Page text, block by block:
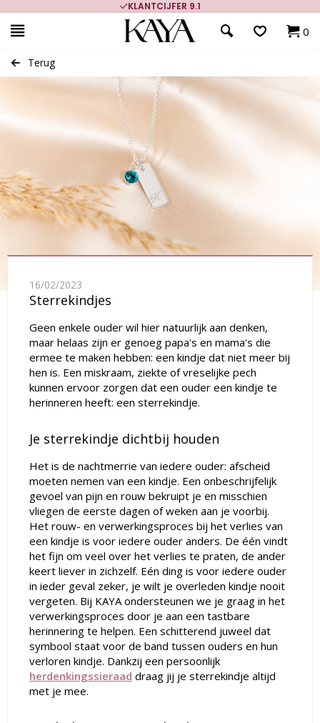
KLANTCIJFER 9.1
0
Terug
16/02/2023
Sterrekindjes
Geen enkele ouder wil hier natuurlijk aan denken,
maar helaas zijn er genoeg papa's en mama's die
ermee te maken hebben: een kindje dat niet meer bij
hen is. Een miskraam, ziekte of vreselijke pech
kunnen ervoor zorgen dat een ouder een kindje te
herinneren heeft: een sterrekindje.
Je sterrekindje dichtbij houden
Het is de nachtmerrie van iedere ouder: afscheid
moeten nemen van een kindje. Een onbeschrijfelijk
gevoel van pijn en rouw bekruipt je en misschien
vliegen de eerste dagen of weken aan je voorbij.
Het rouw- en verwerkingsproces bij het verlies van
een kindje is voor iedere ouder anders. De één vindt
het fijn om veel over het verlies te praten, de ander
keert liever in zichzelf. Eén ding is voor iedere ouder
in ieder geval zeker, je wilt je overleden kindje nooit
vergeten. Bij KAYA ondersteunen we je graag in het
verwerkingsproces door je aan een tastbare
herinnering te helpen. Een schitterend juweel dat
symbool staat voor de band tussen ouders en hun
verloren kindje. Dankzij een persoonlijk
herdenkingssieraad draag jij je sterrekindje altijd
met je mee.